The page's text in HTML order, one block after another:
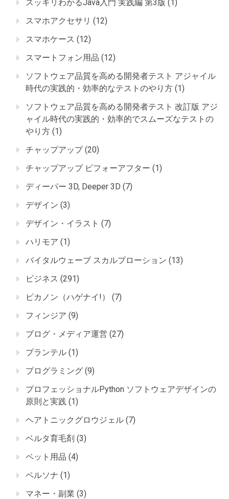
スッキリわかるJava入門 実践編 第3版 (1)
スマホアクセサリ (12)
スマホケース (12)
スマートフォン用品 (12)
ソフトウェア品質を高める開発者テスト アジャイル
時代の実践的・効率的なテストのやり方 (1)
ソフトウェア品質を高める開発者テスト 改訂版 アジ
ャイル時代の実践的・効率的でスムーズなテストの
やり方 (1)
チャップアップ(20)
チャップアップ ビフォーアフター (1)
ディーパー 3D, Deeper 3D (7)
デザイン (3)
デザイン・イラスト (7)
ハリモア (1)
バイタルウェーブ スカルプローション (13)
ビジネス (291)
ピカノン（ハゲナイ!）
(7)
フィンジア (9)
ブログ・メディア運営 (27)
プランテル (1)
プログラミング (9)
プロフェッショナルPython ソフトウェアデザインの
原則と実践 (1)
ヘアトニックグロウジェル (7)
ベルタ育毛剤 (3)
ペット用品 (4)
ペルソナ (1)
マネー・副業 (3)